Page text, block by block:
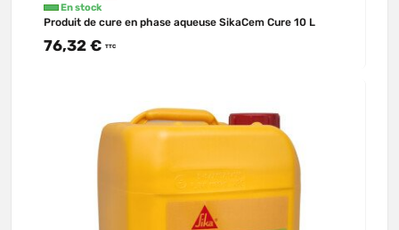
En stock
Produit de cure en phase aqueuse SikaCem Cure 10 L
76,32 € TTC